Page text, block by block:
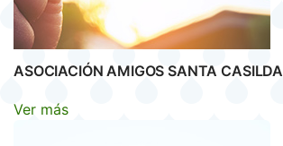
ASOCIACIÓN AMIGOS SANTA CASILDA
Ver más